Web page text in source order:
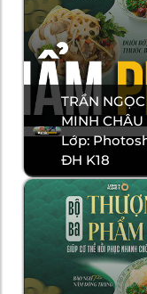
TRẦN NGỌC
MINH CHÂU
Lớp:
ĐH K18